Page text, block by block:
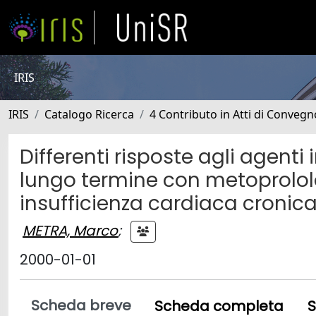
IRIS
IRIS Catalogo Ricerca 4 Contributo in Atti di
Differenti risposte agli
lungo termine con
insufficienza cardiaca
METRA, Marco;
2000-01-01
Scheda breve Scheda completa